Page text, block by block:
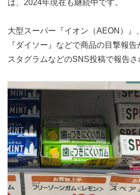
は、2024年現在も継続中です。
大型スーパー『イオン（AEON）』
『ダイソー』などで商品の目撃報
スタグラムなどのSNS投稿で報告さ